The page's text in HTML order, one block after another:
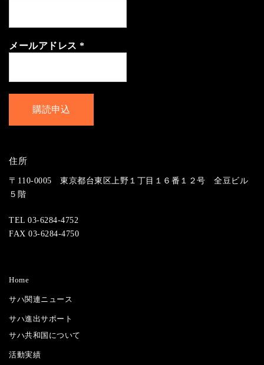
メールアドレス *
住所
〒110-0005 東京都台東区上野１丁目１６番１２号 全豆ビル
５階
TEL 03-6284-4752
FAX 03-6284-4750
Home
サハ関連ニュース
サハ進出サポート
サハ共和国について
活動実績